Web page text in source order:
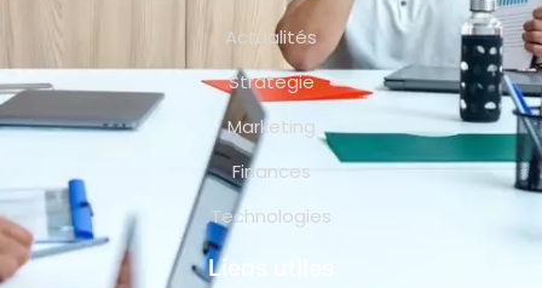
Actualités
Stratégie
Marketing
Finances
Technologies
Liens utiles